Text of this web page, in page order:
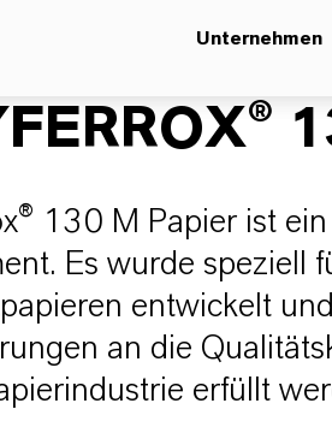
Unternehmen
130 M Papier ist
Es wurde speziell
entwickelt
an die
erfüllt